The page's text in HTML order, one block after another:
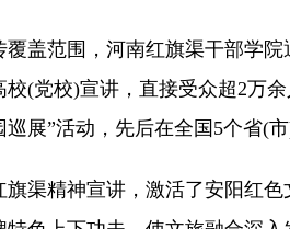
范围，河南红旗渠干部学院
校(党校)宣讲，直接受众超2万
展”活动，先后在全国5个省(
精神宣讲，激活了安阳红色